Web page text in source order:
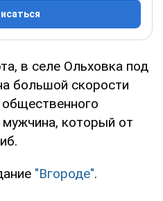
в селе Ольховка под
большой скорости
мужчина, который от
"Вгороде".